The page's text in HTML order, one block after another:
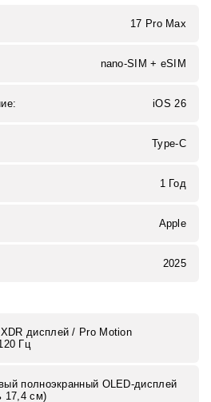
17 Pro Max
nano-SIM + eSIM
iOS 26
Type-C
1 Год
Apple
2025
дисплей / Pro Motion
Гц
полноэкранный OLED-дисплей
17,4 см)